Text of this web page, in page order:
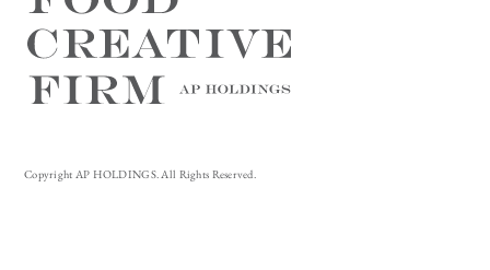
Copyright AP HOLDINGS. All Rights Reserved.